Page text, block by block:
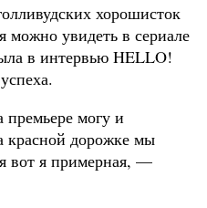
хорошисток
увидеть в сериале
в интервью HELLO!
могу и
красной дорожке мы
вот я примерная, —